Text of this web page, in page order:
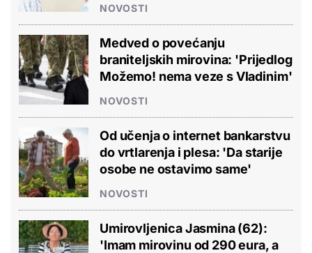
NOVOSTI
Medved o povećanju
braniteljskih mirovina: 'Prijedlog
Možemo! nema veze s Vladinim'
NOVOSTI
Od učenja o internet bankarstvu
do vrtlarenja i plesa: 'Da starije
osobe ne ostavimo same'
NOVOSTI
Umirovljenica Jasmina (62):
'Imam mirovinu od 290 eura, a